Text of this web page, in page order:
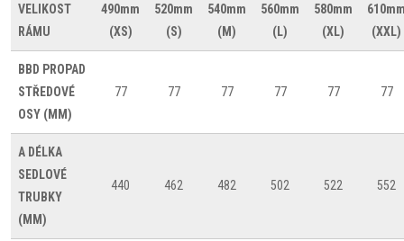
VELIKOST
RÁMU
490mm
(XS)
520mm
(S)
540mm
(M)
560mm
(L)
580mm
(XL)
(XXL)
BBD PROPAD
STŘEDOVÉ
OSY (MM)
77 77 77 77 77 77
A DÉLKA
SEDLOVÉ
TRUBKY
(MM)
440 462 482 502 522 552